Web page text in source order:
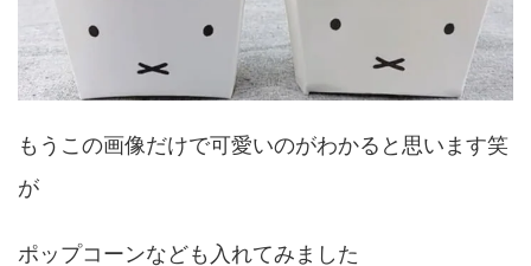
もうこの画像だけで可愛いのがわかると思います笑
が
ポップコーンなども入れてみました